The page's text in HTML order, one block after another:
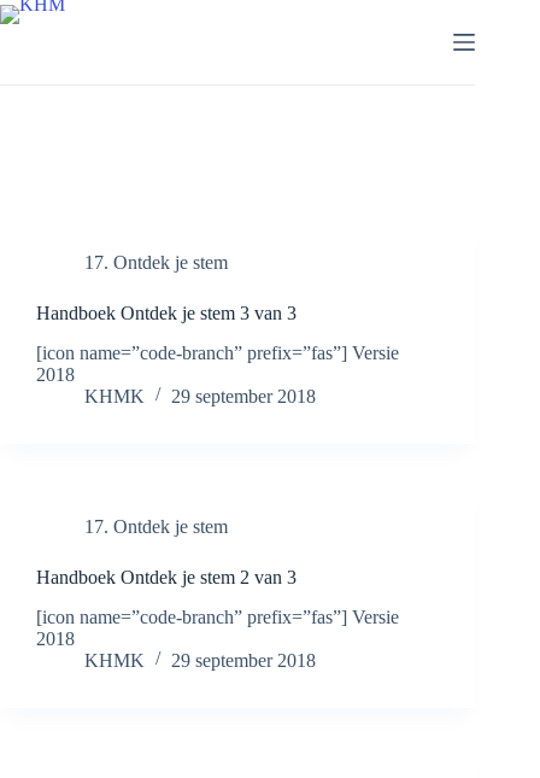
Ga
naar
17. Ontdek je stem
Handboek Ontdek je stem 3 van 3
[icon name=”code-branch” prefix=”fas”] Versie
2018
KHMK
29 september 2018
17. Ontdek je stem
Handboek Ontdek je stem 2 van 3
[icon name=”code-branch” prefix=”fas”] Versie
2018
KHMK
29 september 2018